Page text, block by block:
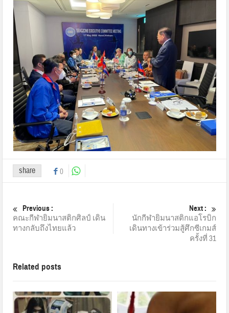
share 0
Previous :
คณะกีฬายิมนาสติกศิลป์ เดิน
ทางกลับถึงไทยแล้ว
Next :
นักกีฬายิมนาสติกแอโรบิก
เดินทางเข้าร่วมสู้ศึกซีเกมส์
ครั้งที่ 31
Related posts